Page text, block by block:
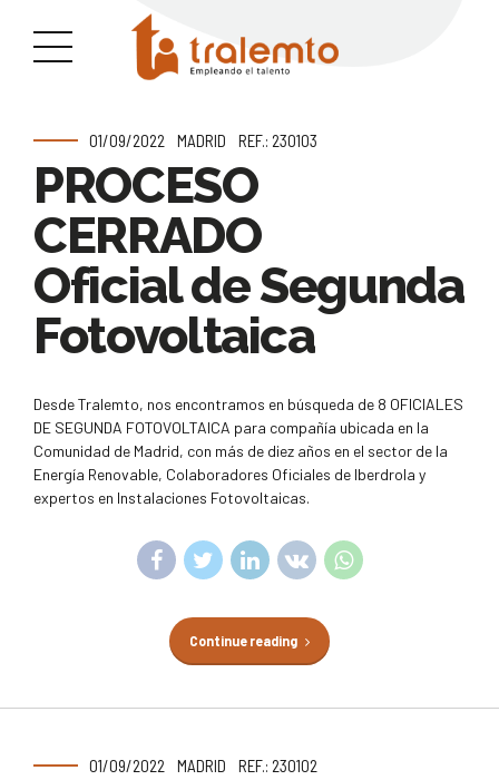
01/09/2022 MADRID REF.: 230103
PROCESO
CERRADO
Oficial de Segunda
Fotovoltaica
Desde Tralemto, nos encontramos en búsqueda de 8 OFICIALES
DE SEGUNDA FOTOVOLTAICA para compañía ubicada en la
Comunidad de Madrid, con más de diez años en el sector de la
Energía Renovable, Colaboradores Oficiales de Iberdrola y
expertos en Instalaciones Fotovoltaicas.
Continue reading
01/09/2022 MADRID REF.: 230102